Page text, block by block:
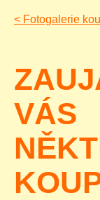
< Fotogalerie
VÁS